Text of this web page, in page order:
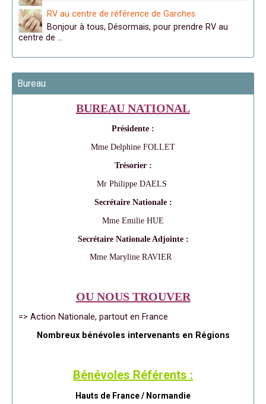
RV au centre de référence de Garches
Bonjour à tous, Désormais, pour prendre RV au
centre de …
Bureau
BUREAU NATIONAL
Présidente :
Mme Delphine FOLLET
Trésorier :
Mr Philippe DAELS
Secrétaire Nationale :
Mme Emilie HUE
Secrétaire Nationale Adjointe :
Mme Maryline RAVIER
OU NOUS TROUVER
=> Action Nationale, partout en France
Nombreux bénévoles intervenants en Régions
Bénévoles Référents :
Hauts de France / Normandie